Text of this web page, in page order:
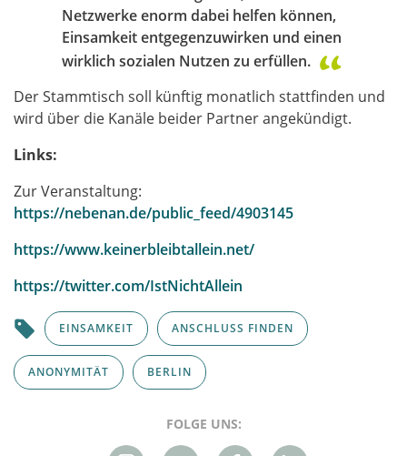
Netzwerke enorm dabei helfen können,
Einsamkeit entgegenzuwirken und einen
wirklich sozialen Nutzen zu erfüllen.
Der Stammtisch soll künftig monatlich stattfinden und
wird über die Kanäle beider Partner angekündigt.
Links:
Zur Veranstaltung:
https://nebenan.de/public_feed/4903145
https://www.keinerbleibtallein.net/
https://twitter.com/IstNichtAllein
EINSAMKEIT ANSCHLUSS FINDEN
ANONYMITÄT BERLIN
FOLGE UNS: